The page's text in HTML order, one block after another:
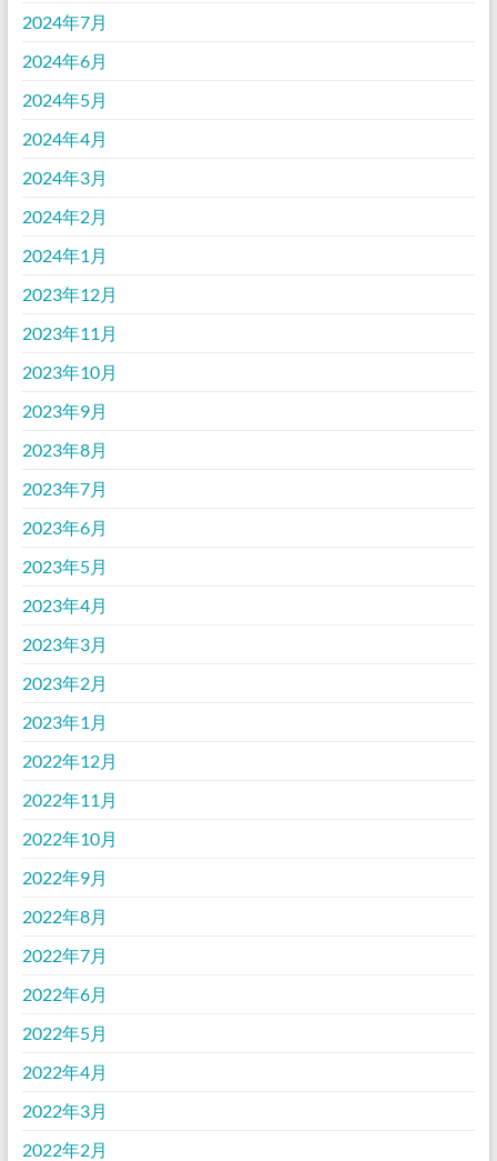
2024年7月
2024年6月
2024年5月
2024年4月
2024年3月
2024年2月
2024年1月
2023年12月
2023年11月
2023年10月
2023年9月
2023年8月
2023年7月
2023年6月
2023年5月
2023年4月
2023年3月
2023年2月
2023年1月
2022年12月
2022年11月
2022年10月
2022年9月
2022年8月
2022年7月
2022年6月
2022年5月
2022年4月
2022年3月
2022年2月